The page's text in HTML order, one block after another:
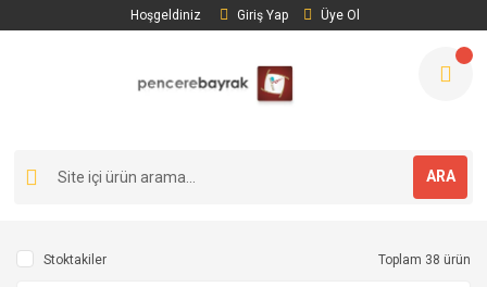
Hoşgeldiniz Giriş Yap Üye Ol
ARA
Stoktakiler Toplam 38 ürün